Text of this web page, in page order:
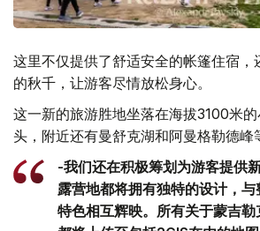
这里不仅提供了舒适安全的帐篷住宿，
的秋千，让游客尽情放松身心。
这一新的旅游胜地坐落在海拔3100米
头，附近还有曼舒克湖和阿曼格勒德峰
-我们还在积极筹划为游客提供
露营地都将拥有独特的设计，
特色相互辉映。所有关于蒙吉